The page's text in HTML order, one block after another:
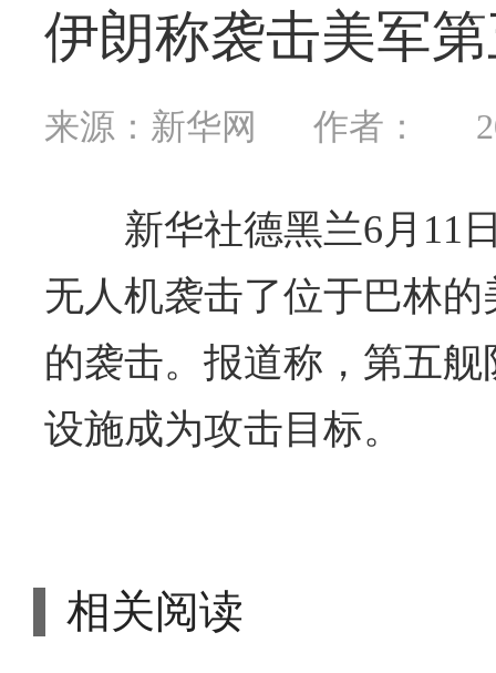
伊朗称袭击美军
来源：新华网 作者：
新华社德黑兰6月11
无人机袭击了位于巴林
的袭击。报道称，第五
设施成为攻击目标。
相关阅读